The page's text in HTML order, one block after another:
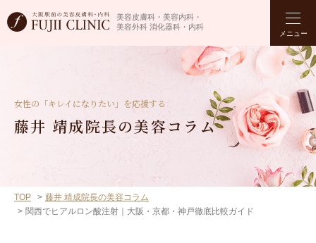
美容皮膚科・美容内科・
美容外科 消化器科・内科
メニュー
女性の「キレイになりたい」を応援する
藤井 靖成院長の美容コラム
TOP
藤井 靖成院長の美容コラム
関西でヒアルロン酸注射｜大阪・京都・神戸徹底比較ガイド